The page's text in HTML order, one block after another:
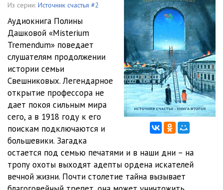
Из серии: Источник счастья #2
Аудиокнига Полины
Дашковой «Misterium
Tremendum» поведает
слушателям продолжении
истории семьи
Свешниковых. Легендарное
открытие профессора не
дает покоя сильным мира
сего, а в 1918 году к его
поискам подключаются и
большевики. Загадка
остается под семью печатями и в наши дни – на
тропу охоты выходят адепты ордена искателей
вечной жизни. Почти столетие тайна вызывает